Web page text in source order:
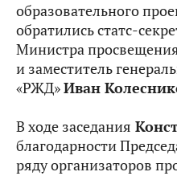
образовательного
обратились статс-
Министра
и заместитель
«РЖД»Иван
В ходе заседания
благодарности
ряду организаторов